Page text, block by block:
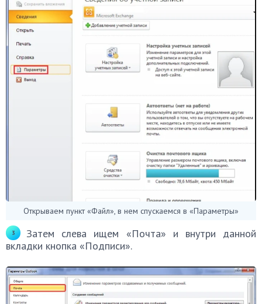
Открываем пункт «Файл», в нем спускаемся в «Параметры»
Затем слева ищем «Почта» и внутри данной
вкладки кнопка «Подписи».